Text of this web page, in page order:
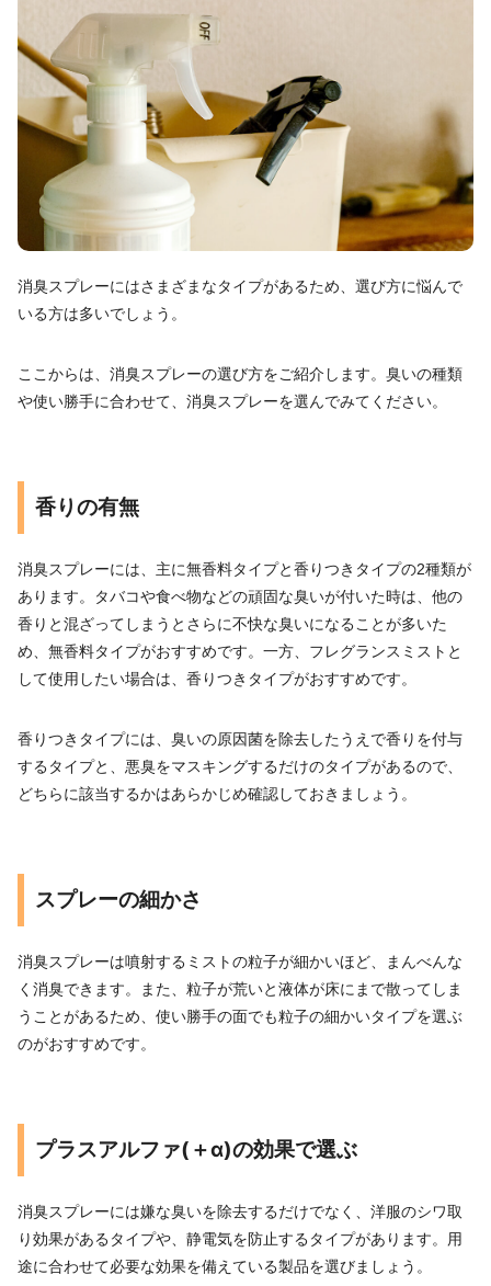
消臭スプレーにはさまざまなタイプがあるため、選び方に悩んで
いる方は多いでしょう。
ここからは、消臭スプレーの選び方をご紹介します。臭いの種類
や使い勝手に合わせて、消臭スプレーを選んでみてください。
香りの有無
消臭スプレーには、主に無香料タイプと香りつきタイプの2種類が
あります。タバコや食べ物などの頑固な臭いが付いた時は、他の
香りと混ざってしまうとさらに不快な臭いになることが多いた
め、無香料タイプがおすすめです。一方、フレグランスミストと
して使用したい場合は、香りつきタイプがおすすめです。
香りつきタイプには、臭いの原因菌を除去したうえで香りを付与
するタイプと、悪臭をマスキングするだけのタイプがあるので、
どちらに該当するかはあらかじめ確認しておきましょう。
スプレーの細かさ
消臭スプレーは噴射するミストの粒子が細かいほど、まんべんな
く消臭できます。また、粒子が荒いと液体が床にまで散ってしま
うことがあるため、使い勝手の面でも粒子の細かいタイプを選ぶ
のがおすすめです。
プラスアルファ(＋α)の効果で選ぶ
消臭スプレーには嫌な臭いを除去するだけでなく、洋服のシワ取
り効果があるタイプや、静電気を防止するタイプがあります。用
途に合わせて必要な効果を備えている製品を選びましょう。